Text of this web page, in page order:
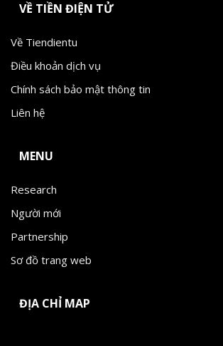
VỀ TIỀN ĐIỆN TỬ
Về Tiendientu
Điều khoản dịch vụ
Chính sách bảo mật thông tin
Liên hệ
MENU
Research
Người mới
Partnership
Sơ đồ trang web
ĐỊA CHỈ MAP